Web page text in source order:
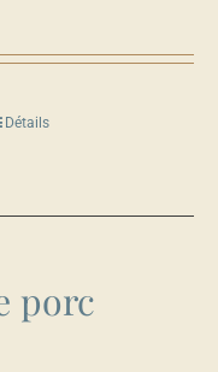
Détails
porc